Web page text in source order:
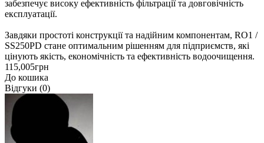
забезпечує високу ефективність фільтрації та довговічність
експлуатації.
Завдяки простоті конструкції та надійним компонентам, RO1 /
SS250PD стане оптимальним рішенням для підприємств, які
цінують якість, економічність та ефективність водоочищення.
115,005грн
До кошика
Відгуки (0)